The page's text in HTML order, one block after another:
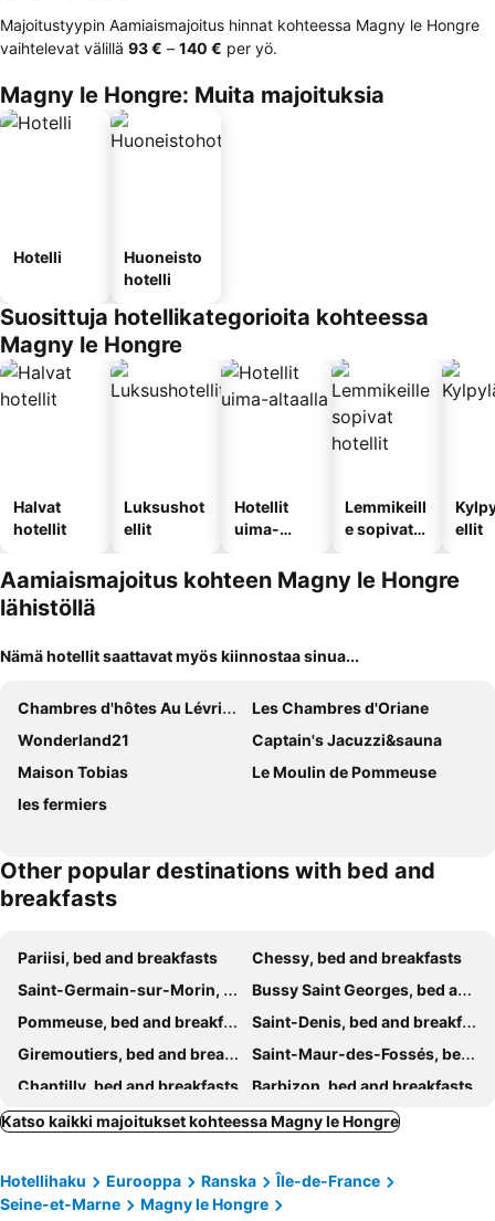
Majoitustyypin Aamiaismajoitus hinnat kohteessa Magny le Hongre
vaihtelevat välillä ‎93 € – ‎140 € per yö.
Magny le Hongre: Muita majoituksia
Hotelli
Huoneisto
hotelli
Suosittuja hotellikategorioita kohteessa
Magny le Hongre
Halvat
hotellit
Luksushot
ellit
Hotellit
uima-
Lemmikeill
e sopivat
ellit
Aamiaismajoitus kohteen Magny le Hongre
lähistöllä
Nämä hotellit saattavat myös kiinnostaa sinua...
Chambres d'hôtes Au Lévrier de Chessy
Les Chambres d'Oriane
Wonderland21
Captain's Jacuzzi&sauna
Maison Tobias
Le Moulin de Pommeuse
les fermiers
Other popular destinations with bed and
breakfasts
Pariisi, bed and breakfasts
Chessy, bed and breakfasts
Saint-Germain-sur-Morin, bed and breakfasts
Bussy Saint Georges, bed and breakfasts
Pommeuse, bed and breakfasts
Saint-Denis, bed and breakfasts
Giremoutiers, bed and breakfasts
Saint-Maur-des-Fossés, bed and breakfasts
Chantilly, bed and breakfasts
Barbizon, bed and breakfasts
Plailly, bed and breakfasts
Montry, bed and breakfasts
Melun, bed and breakfasts
Fontenay-sous-Bois, bed and breakfasts
Saint-Mesmes, bed and breakfasts
Meaux, bed and breakfasts
Katso kaikki majoitukset kohteessa Magny le Hongre
Hotellihaku Eurooppa Ranska
Île-de-France
Seine-et-Marne
Magny le Hongre